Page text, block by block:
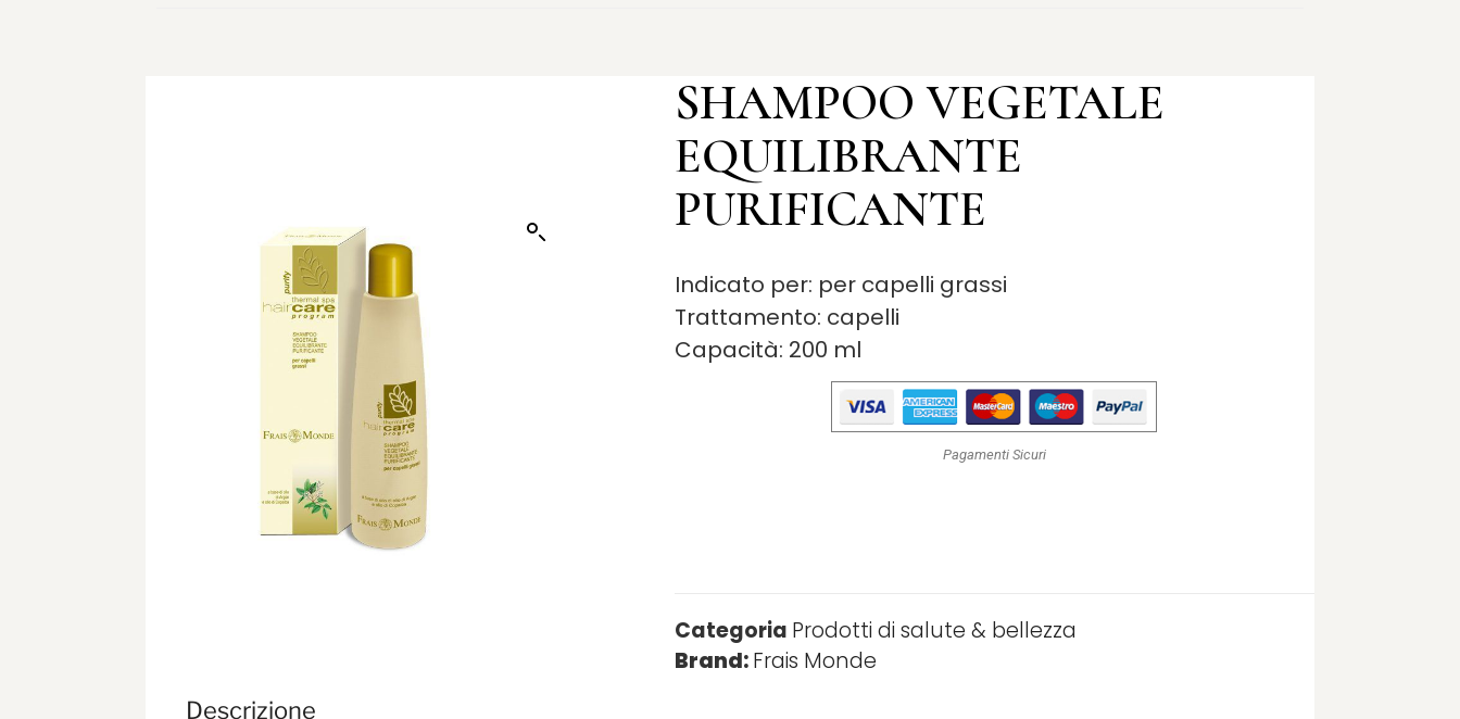
SHAMPOO VEGETALE
EQUILIBRANTE
PURIFICANTE
Indicato per: per capelli grassi
Trattamento: capelli
Capacità: 200 ml
Pagamenti Sicuri
Categoria Prodotti di salute & bellezza
Brand:Frais Monde
Descrizione